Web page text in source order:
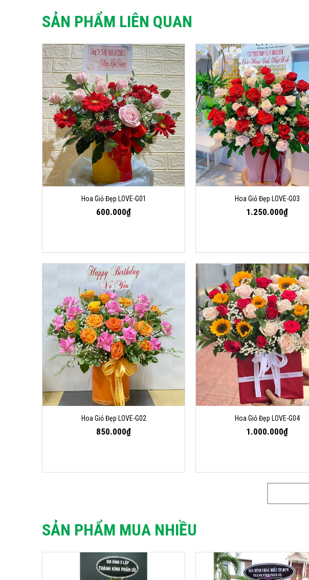
SẢN PHẨM LIÊN QUAN
Hoa Giỏ Đẹp LOVE-G01
600.000₫
Hoa Giỏ Đẹp LOVE-G02
850.000₫
Hoa Giỏ Đẹp LOVE-G03
1.250.000₫
Hoa Giỏ Đẹp LOVE-G04
1.000.000₫
SẢN PHẨM MUA NHIỀU